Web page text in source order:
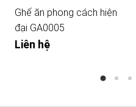
Ghế ăn phong cách hiện
đại GA0005
Liên hệ